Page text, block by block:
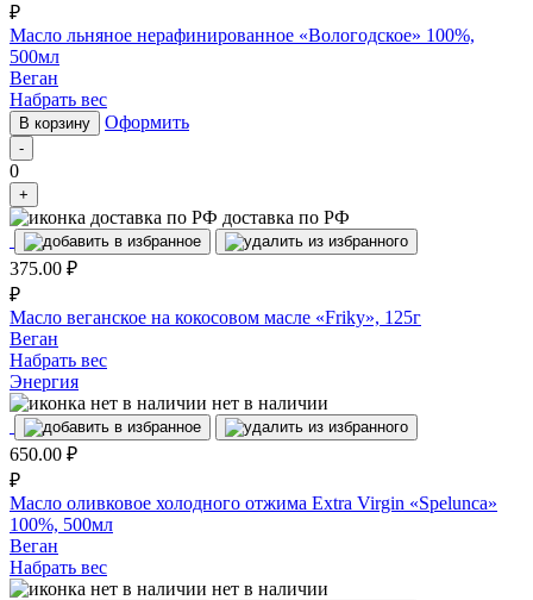
₽
Масло льняное нерафинированное «Вологодское» 100%,
500мл
Веган
Набрать вес
В корзину Оформить
-
0
+
доставка по РФ
375.00 ₽
₽
Масло веганское на кокосовом масле «Friky», 125г
Веган
Набрать вес
Энергия
нет в наличии
650.00 ₽
₽
Масло оливковое холодного отжима Extra Virgin «Spelunca»
100%, 500мл
Веган
Набрать вес
нет в наличии